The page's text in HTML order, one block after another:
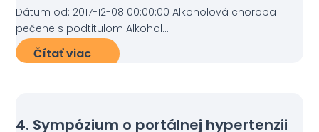
Dátum od: 2017-12-08 00:00:00 Alkoholová choroba
pečene s podtitulom Alkohol...
Čítať viac
4. Sympózium o portálnej hypertenzii